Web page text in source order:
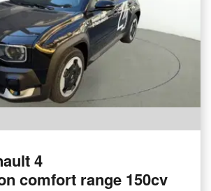
4
comfort range 150cv